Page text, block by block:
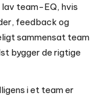
team-EQ, hvis
feedback og
sammensat team
bygger de rigtige
i et team er